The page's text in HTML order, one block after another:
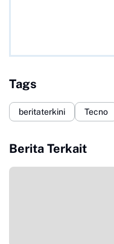
Tags
beritaterkini Tecno
Berita Terkait